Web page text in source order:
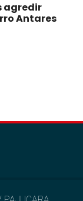
agredir
Antares